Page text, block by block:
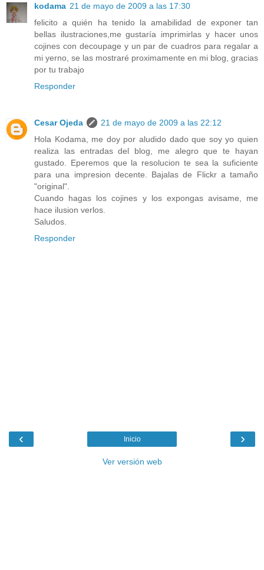
kodama 21 de mayo de 2009 a las 17:30
felicito a quién ha tenido la amabilidad de exponer tan
bellas ilustraciones,me gustaría imprimirlas y hacer unos
cojines con decoupage y un par de cuadros para regalar a
mi yerno, se las mostraré proximamente en mi blog, gracias
por tu trabajo
Responder
Cesar Ojeda
21 de mayo de 2009 a las 22:12
Hola Kodama, me doy por aludido dado que soy yo quien
realiza las entradas del blog, me alegro que te hayan
gustado. Eperemos que la resolucion te sea la suficiente
para una impresion decente. Bajalas de Flickr a tamaño
"original".
Cuando hagas los cojines y los expongas avisame, me
hace ilusion verlos.
Saludos.
Responder
‹ ›
Inicio
Ver versión web